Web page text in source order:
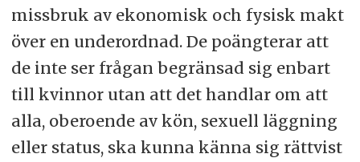
missbruk av ekonomisk och fysisk makt
över en underordnad. De poängterar att
de inte ser frågan begränsad sig enbart
till kvinnor utan att det handlar om att
alla, oberoende av kön, sexuell läggning
eller status, ska kunna känna sig rättvist